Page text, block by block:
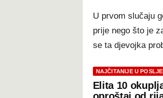
U prvom slučaju
prije nego što je
se ta djevojka
NAJČITANIJE U
Elita 10